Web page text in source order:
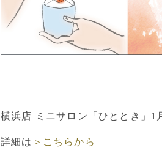
横浜店 ミニサロン「ひととき」1
詳細は ＞こちらから